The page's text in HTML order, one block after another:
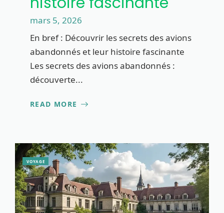
mars 5, 2026
En bref : Découvrir les secrets des avions
abandonnés et leur histoire fascinante
Les secrets des avions abandonnés :
découverte...
READ MORE
VOYAGE